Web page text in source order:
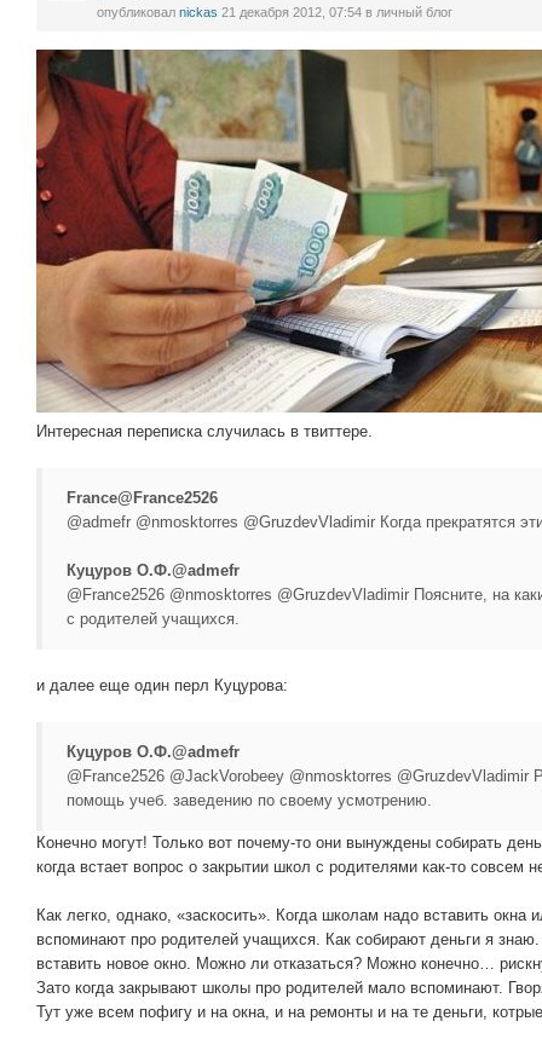
опубликовал nickas 21 декабря 2012, 07:54 в личный блог
Интересная переписка случилась в твиттере.
France‏@France2526
@admefr @nmosktorres @GruzdevVladimir Когда прекратятся
Куцуров О.Ф.‏@admefr
@France2526 @nmosktorres @GruzdevVladimir Поясните, на
с родителей учащихся.
и далее еще один перл Куцурова:
Куцуров О.Ф.‏@admefr
@France2526 @JackVorobeey @nmosktorres @GruzdevVladimir
помощь учеб. заведению по своему усмотрению.
Конечно могут! Только вот почему-то они вынуждены собирать
когда встает вопрос о закрытии школ с родителями как-то совсем
Как легко, однако, «заскосить». Когда школам надо вставить
вспоминают про родителей учащихся. Как собирают деньги я
вставить новое окно. Можно ли отказаться? Можно конечно…
Зато когда закрывают школы про родителей мало вспоминают.
Тут уже всем пофигу и на окна, и на ремонты и на те деньги,